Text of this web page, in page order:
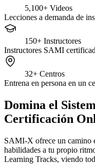
5,100+ Videos
Lecciones a demanda de
150+ Instructores
Instructores SAMI
32+ Centros
Entrena en persona en un
Domina el
Certificación
SAMI-X ofrece un camino
habilidades a tu propio
Learning Tracks, viendo